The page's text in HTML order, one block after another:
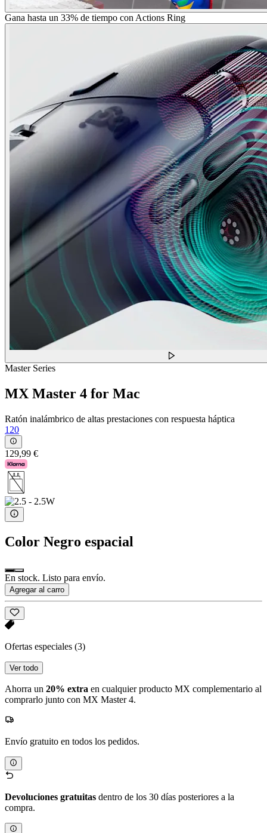
Gana hasta un 33% de tiempo con Actions Ring
Master Series
MX Master 4 for Mac
Ratón inalámbrico de altas prestaciones con respuesta háptica
120
129,99 €
Color Negro espacial
En stock. Listo para envío.
Agregar al carro
Ofertas especiales (3)
Ver todo
Ahorra un 20% extra en cualquier producto MX complementario al
comprarlo junto con MX Master 4.
Envío gratuito en todos los pedidos.
Devoluciones gratuitas dentro de los 30 días posteriores a la
compra.